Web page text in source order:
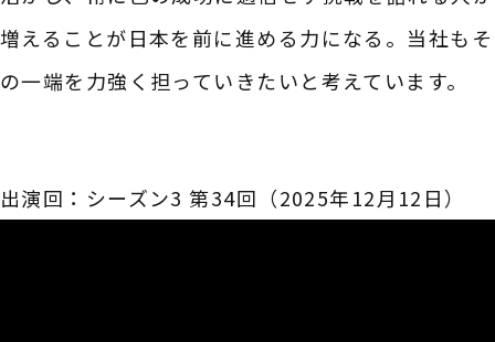
増えることが日本を前に進める力になる。当社もそ
の一端を力強く担っていきたいと考えています。
出演回：シーズン3 第34回（2025年12月12日）